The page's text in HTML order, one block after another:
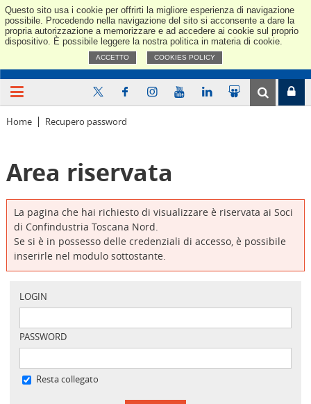
Questo sito usa i cookie per offrirti la migliore esperienza di navigazione
possibile. Procedendo nella navigazione del sito si acconsente a dare la
propria autorizzazione a memorizzare e ad accedere ai cookie sul proprio
dispositivo. È possibile leggere la nostra politica in materia di cookie.
ACCETTO COOKIES POLICY
Home Recupero password
Area riservata
La pagina che hai richiesto di visualizzare è riservata ai Soci
di Confindustria Toscana Nord.
Se si è in possesso delle credenziali di accesso, è possibile
inserirle nel modulo sottostante.
LOGIN
PASSWORD
Resta collegato